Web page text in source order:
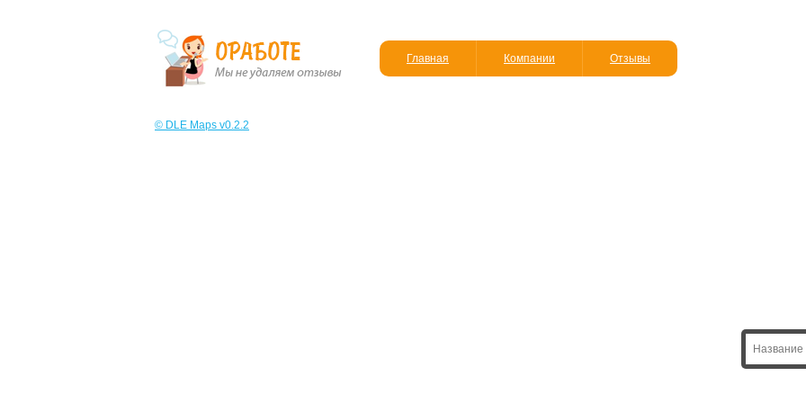
Главная Компании Отзывы
© DLE Maps v0.2.2